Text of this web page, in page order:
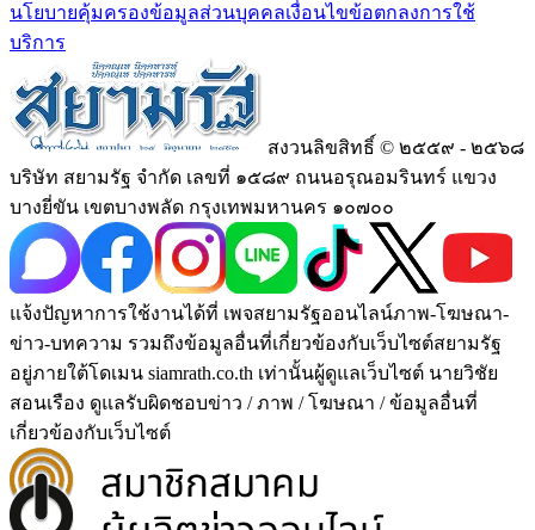
นโยบายคุ้มครองข้อมูลส่วนบุคคลเงื่อนไขข้อตกลงการใช้
บริการ
สงวนลิขสิทธิ์ © ๒๕๕๙ - ๒๕๖๘
บริษัท สยามรัฐ จำกัด เลขที่ ๑๕๘๙ ถนนอรุณอมรินทร์ แขวง
บางยี่ขัน เขตบางพลัด กรุงเทพมหานคร ๑๐๗๐๐
แจ้งปัญหาการใช้งานได้ที่ เพจสยามรัฐออนไลน์ภาพ-โฆษณา-
ข่าว-บทความ รวมถึงข้อมูลอื่นที่เกี่ยวข้องกับเว็บไซต์สยามรัฐ
อยู่ภายใต้โดเมน siamrath.co.th เท่านั้นผู้ดูแลเว็บไซต์ นายวิชัย
สอนเรือง ดูแลรับผิดชอบข่าว / ภาพ / โฆษณา / ข้อมูลอื่นที่
เกี่ยวข้องกับเว็บไซต์